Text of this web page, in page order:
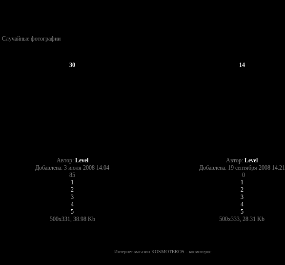
Случайные фотографии
30
Автор: Level
Добавлена: 3 июля 2008 14:04
85
1
2
3
4
5
500x331, 38.98 Kb
14
Автор: Level
Добавлена: 19 сентября 2008 14:21
0
1
2
3
4
5
500x333, 28.31 Kb
Интернет-магазин KOSMOTEROS - космотерос.